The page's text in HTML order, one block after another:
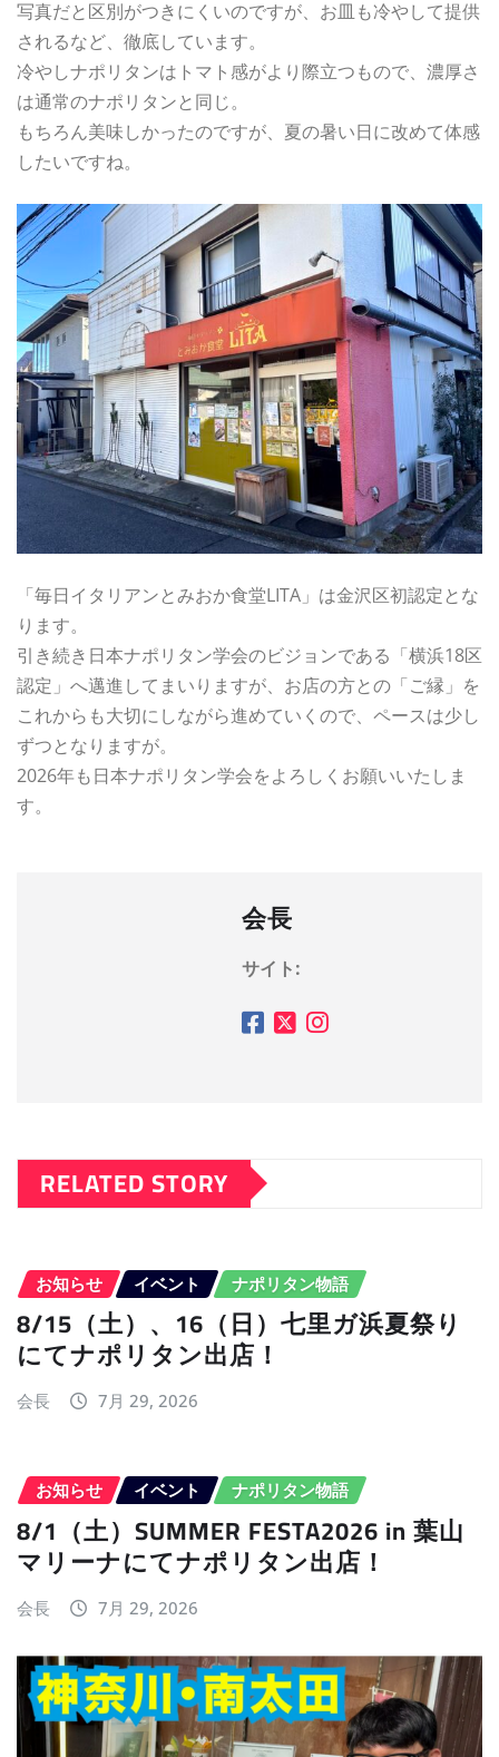
写真だと区別がつきにくいのですが、お皿も冷やして提供
されるなど、徹底しています。
冷やしナポリタンはトマト感がより際立つもので、濃厚さ
は通常のナポリタンと同じ。
もちろん美味しかったのですが、夏の暑い日に改めて体感
したいですね。
「毎日イタリアンとみおか食堂LITA」は金沢区初認定とな
ります。
引き続き日本ナポリタン学会のビジョンである「横浜18区
認定」へ邁進してまいりますが、お店の方との「ご縁」を
これからも大切にしながら進めていくので、ペースは少し
ずつとなりますが。
2026年も日本ナポリタン学会をよろしくお願いいたしま
す。
会長
サイト:
RELATED STORY
お知らせ イベント ナポリタン物語
8/15（土）、16（日）七里ガ浜夏祭り
にてナポリタン出店！
会長 7月 29, 2026
お知らせ イベント ナポリタン物語
8/1（土）SUMMER FESTA2026 in 葉山
マリーナにてナポリタン出店！
会長 7月 29, 2026